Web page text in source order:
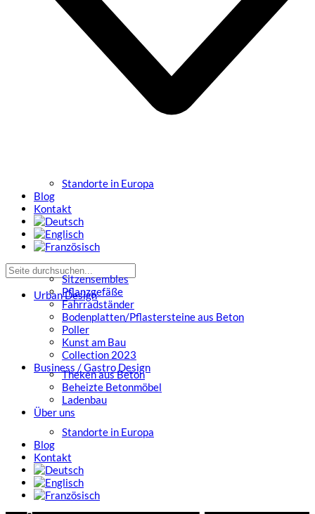
Standorte in Europa
Blog
Kontakt
Urban Design
Sitzensembles
Pflanzgefäße
Fahrradständer
Bodenplatten/Pflastersteine aus Beton
Poller
Kunst am Bau
Collection 2023
Business / Gastro Design
Theken aus Beton
Beheizte Betonmöbel
Ladenbau
Über uns
Standorte in Europa
Blog
Kontakt